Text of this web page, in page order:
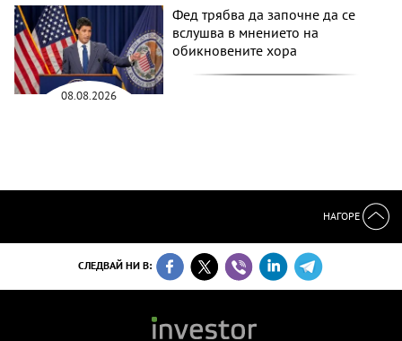
08.08.2026
Фед трябва да започне да се
вслушва в мнението на
обикновените хора
НАГОРЕ
СЛЕДВАЙ НИ В: